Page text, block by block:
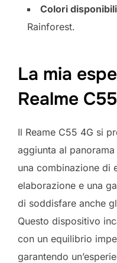
Colori disponibili
Rainforest.
La mia
Realme
Il Reame C55 4G si
aggiunta al
una combinazione di
elaborazione e una
di soddisfare anche
Questo dispositivo
con un equilibrio
garantendo